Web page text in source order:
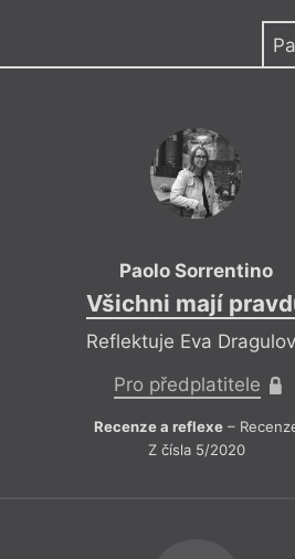
Paolo Sorrentino
Všichni mají
Reflektuje Eva
Pro předplatitele
Recenze a reflexe–
Z čísla 5/2020